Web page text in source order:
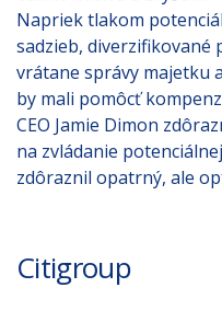
Napriek tlakom
sadzieb, diverzifikované
vrátane správy majetku
by mali pomôcť
CEO Jamie Dimon
na zvládanie
zdôraznil opatrný, ale
Citigroup